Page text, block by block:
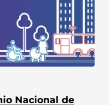
Nacional de